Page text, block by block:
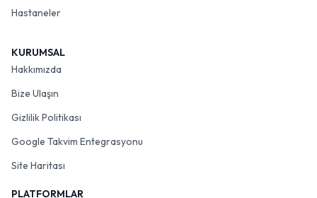
Hastaneler
KURUMSAL
Hakkımızda
Bize Ulaşın
Gizlilik Politikası
Google Takvim Entegrasyonu
Site Haritası
PLATFORMLAR